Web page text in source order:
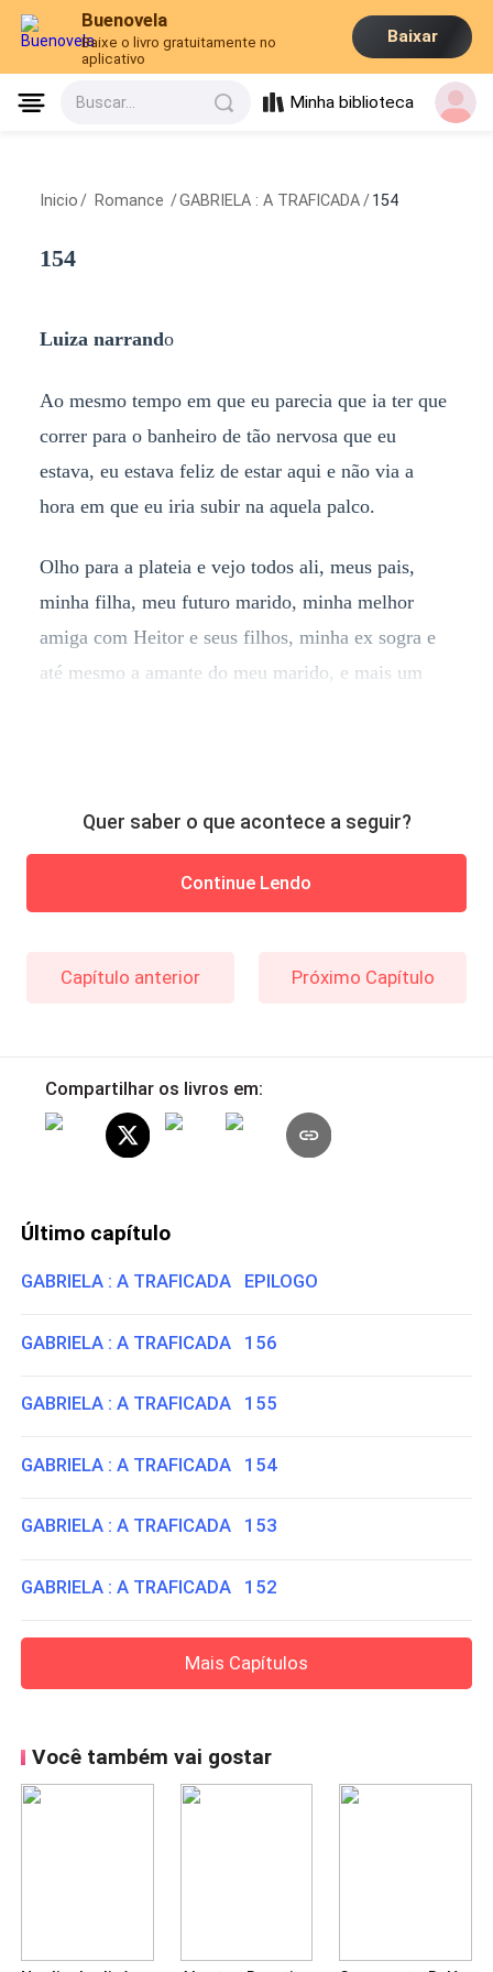
Buenovela
Baixe o livro gratuitamente no
aplicativo
Baixar
Buscar... Minha biblioteca
Inicio / Romance /GABRIELA : A TRAFICADA / 154
154
Luiza narrando
Ao mesmo tempo em que eu parecia que ia ter que
correr para o banheiro de tão nervosa que eu
estava, eu estava feliz de estar aqui e não via a
hora em que eu iria subir na aquela palco.
Olho para a plateia e vejo todos ali, meus pais,
minha filha, meu futuro marido, minha melhor
amiga com Heitor e seus filhos, minha ex sogra e
até mesmo a amante do meu marido, e mais um
Quer saber o que acontece a seguir?
Continue Lendo
Capítulo anterior Próximo Capítulo
Compartilhar os livros em:
Último capítulo
GABRIELA : A TRAFICADA EPILOGO
GABRIELA : A TRAFICADA 156
GABRIELA : A TRAFICADA 155
GABRIELA : A TRAFICADA 154
GABRIELA : A TRAFICADA 153
GABRIELA : A TRAFICADA 152
Mais Capítulos
Você também vai gostar